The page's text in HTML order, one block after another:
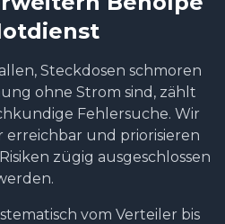
Steckdosen schmoren
ohne Strom sind, zählt
Fehlersuche. Wir
erreichbar und priorisieren
zügig ausgeschlossen
vom Verteiler bis